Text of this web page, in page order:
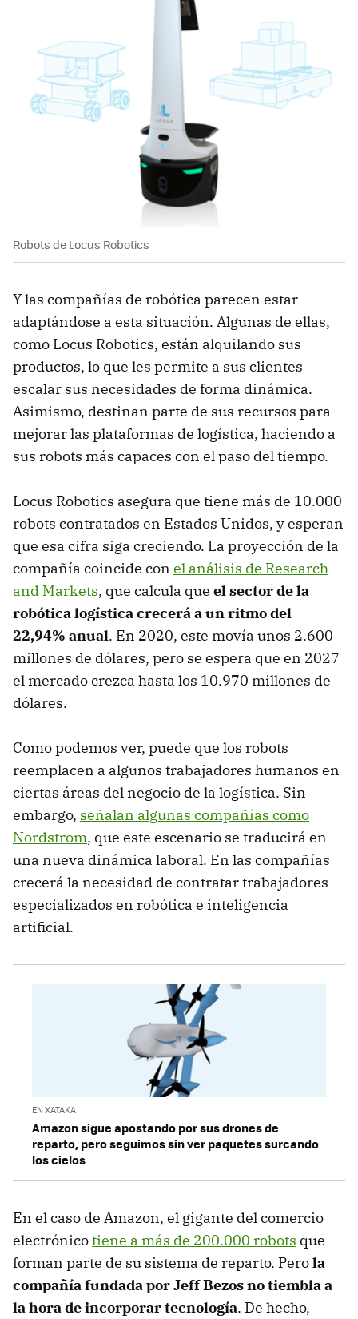
Robots de Locus Robotics
Y las compañías de robótica parecen estar
adaptándose a esta situación. Algunas de ellas,
como Locus Robotics, están alquilando sus
productos, lo que les permite a sus clientes
escalar sus necesidades de forma dinámica.
Asimismo, destinan parte de sus recursos para
mejorar las plataformas de logística, haciendo a
sus robots más capaces con el paso del tiempo.
Locus Robotics asegura que tiene más de 10.000
robots contratados en Estados Unidos, y esperan
que esa cifra siga creciendo. La proyección de la
compañía coincide con el análisis de Research
and Markets, que calcula que el sector de la
robótica logística crecerá a un ritmo del
22,94% anual. En 2020, este movía unos 2.600
millones de dólares, pero se espera que en 2027
el mercado crezca hasta los 10.970 millones de
dólares.
Como podemos ver, puede que los robots
reemplacen a algunos trabajadores humanos en
ciertas áreas del negocio de la logística. Sin
embargo, señalan algunas compañías como
Nordstrom, que este escenario se traducirá en
una nueva dinámica laboral. En las compañías
crecerá la necesidad de contratar trabajadores
especializados en robótica e inteligencia
artificial.
EN XATAKA
Amazon sigue apostando por sus drones de
reparto, pero seguimos sin ver paquetes surcando
los cielos
En el caso de Amazon, el gigante del comercio
electrónicotiene a más de 200.000 robots que
forman parte de su sistema de reparto. Perola
compañía fundada por Jeff Bezos no tiembla a
la hora de incorporar tecnología. De hecho,